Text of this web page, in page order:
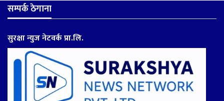
सम्पर्क ठेगाना
सुरक्षा न्युज नेटवर्क प्रा.लि.